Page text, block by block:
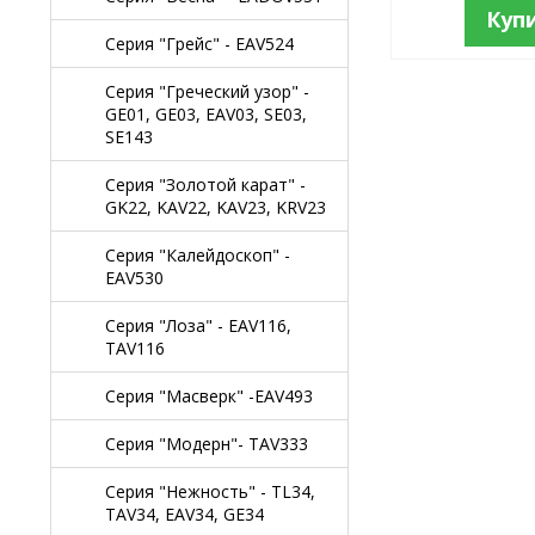
Серия "Грейс" - EAV524
Серия "Греческий узор" -
GE01, GE03, EAV03, SE03,
SE143
Серия "Золотой карат" -
GK22, KAV22, KAV23, KRV23
Серия "Калейдоскоп" -
EAV530
Серия "Лоза" - EAV116,
TAV116
Серия "Масверк" -EAV493
Серия "Модерн"- TAV333
Серия "Нежность" - TL34,
TAV34, EAV34, GE34